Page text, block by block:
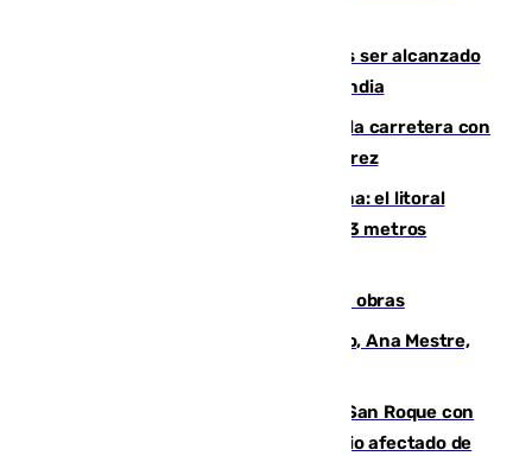
Un futbolista de 24 años muere tras ser alcanzado
por un rayo durante un partido en Tailandia
Muere un conductor tras salirse de la carretera con
su turismo en la A-480 a la altura de Jerez
Julio supera a junio en basura marina: el litoral
occidental malagueño recoge más de 33 metros
El Cádiz se afila ante un Granada en obras
La nueva presidenta del Parlamento, Ana Mestre,
Estabilizado el incendio forestal de San Roque con
19 familias aún desalojadas y un domicilio afectado de